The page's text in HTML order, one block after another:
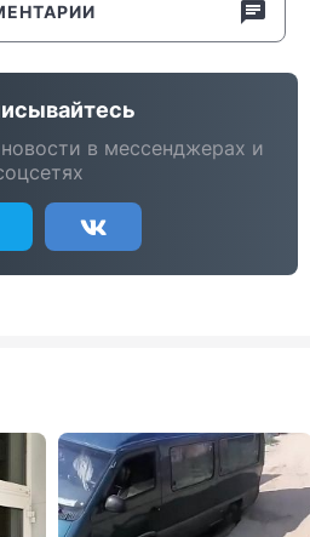
в мессенджерах и